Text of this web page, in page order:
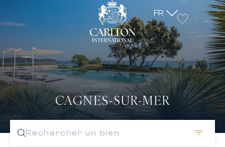
FR
Rechercher un bien
CAGNES-SUR-MER